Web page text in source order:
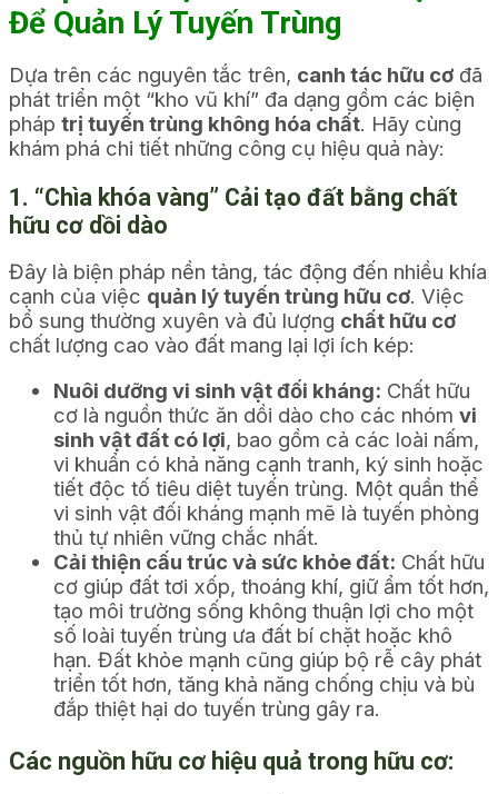
Để Quản Lý Tuyến Trùng
Dựa trên các nguyên tắc trên, canh tác hữu cơ đã
phát triển một “kho vũ khí” đa dạng gồm các biện
pháp trị tuyến trùng không hóa chất. Hãy cùng
khám phá chi tiết những công cụ hiệu quả này:
1. “Chìa khóa vàng” Cải tạo đất bằng chất
hữu cơ dồi dào
Đây là biện pháp nền tảng, tác động đến nhiều khía
cạnh của việc quản lý tuyến trùng hữu cơ. Việc
bổ sung thường xuyên và đủ lượng chất hữu cơ
chất lượng cao vào đất mang lại lợi ích kép:
Nuôi dưỡng vi sinh vật đối kháng: Chất hữu
cơ là nguồn thức ăn dồi dào cho các nhóm vi
sinh vật đất có lợi, bao gồm cả các loài nấm,
vi khuẩn có khả năng cạnh tranh, ký sinh hoặc
tiết độc tố tiêu diệt tuyến trùng. Một quần thể
vi sinh vật đối kháng mạnh mẽ là tuyến phòng
thủ tự nhiên vững chắc nhất.
Cải thiện cấu trúc và sức khỏe đất: Chất hữu
cơ giúp đất tơi xốp, thoáng khí, giữ ẩm tốt hơn,
tạo môi trường sống không thuận lợi cho một
số loài tuyến trùng ưa đất bí chặt hoặc khô
hạn. Đất khỏe mạnh cũng giúp bộ rễ cây phát
triển tốt hơn, tăng khả năng chống chịu và bù
đắp thiệt hại do tuyến trùng gây ra.
Các nguồn hữu cơ hiệu quả trong hữu cơ: